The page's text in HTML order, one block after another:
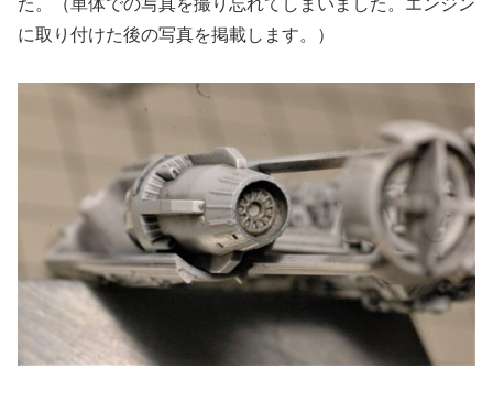
た。（単体での写真を撮り忘れてしまいました。エンジン
に取り付けた後の写真を掲載します。）